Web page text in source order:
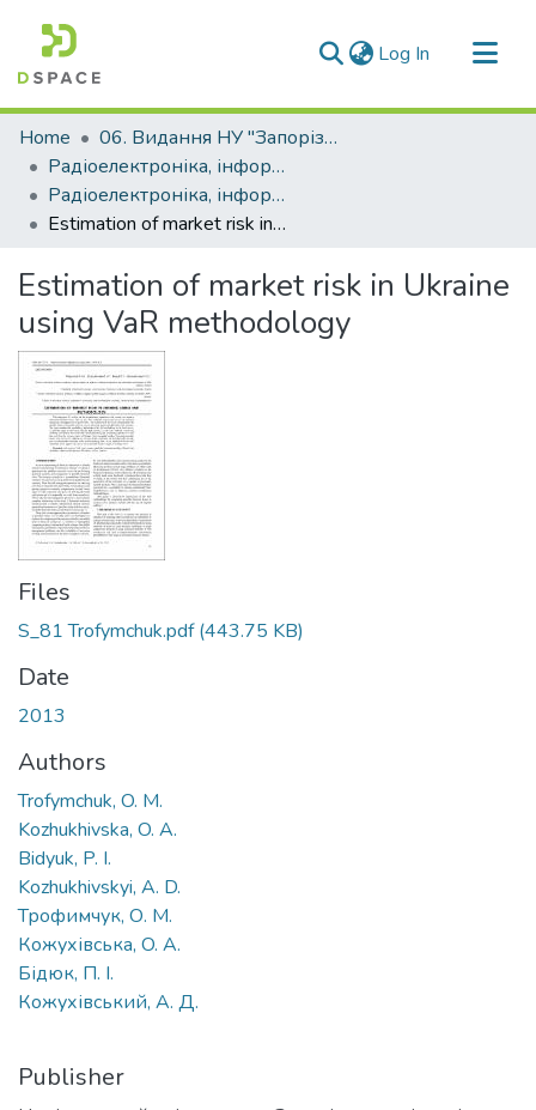
Log In (current)
Communities & Collections
All of DSpace
Statistics
Home
06. Видання НУ "Запорізька політехніка"
Радіоелектроніка, інформатика, управління (РІУ)
Радіоелектроніка, інформатика, управління - 2013, №2 (29)
Estimation of market risk in Ukraine using VaR methodology
Estimation of market risk in Ukraine
using VaR methodology
Files
S_81 Trofymchuk.pdf(443.75 KB)
Date
2013
Authors
Trofymchuk, O. M.
Kozhukhivska, O. A.
Bidyuk, P. I.
Kozhukhivskyi, A. D.
Трофимчук, О. М.
Кожухівська, O. A.
Бідюк, П. І.
Кожухівський, А. Д.
Publisher